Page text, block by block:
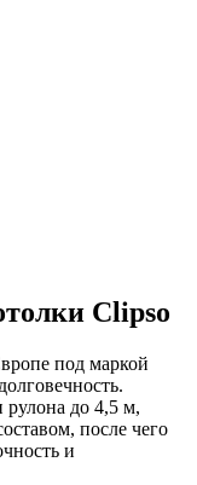
Clipso
под маркой
до 4,5 м,
после чего
и